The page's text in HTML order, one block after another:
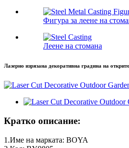
Фигура за леене на
Леене на стомана
Лазерно изрязана декоративна градина на открито
Кратко описание:
1.Име на марката: BOYA